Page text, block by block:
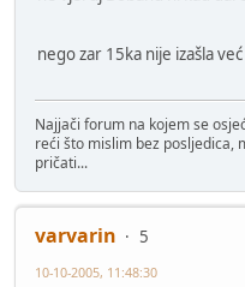
nego zar 15ka nije izašla već
Najjači forum na kojem se
reći što mislim bez posljedica,
pričati...
varvarin
5
10-10-2005, 11:48:30